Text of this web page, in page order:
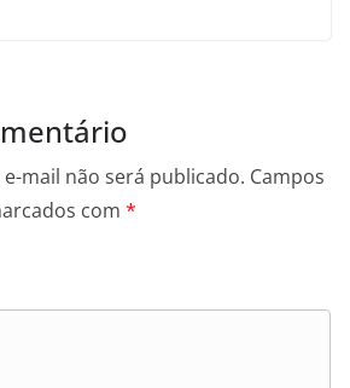
mail não será publicado. Campos
com *